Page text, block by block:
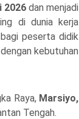
2026dan menjadi
di dunia kerja
peserta didik
kebutuhan
Raya, Marsiyo,
Tengah.